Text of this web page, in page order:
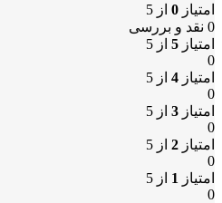
امتیاز 0 از 5
0 نقد و بررسی
امتیاز 5 از 5
0
امتیاز 4 از 5
0
امتیاز 3 از 5
0
امتیاز 2 از 5
0
امتیاز 1 از 5
0